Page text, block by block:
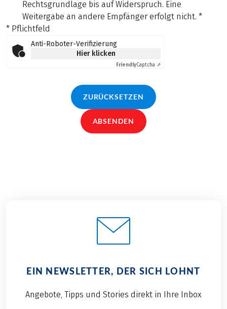
Rechtsgrundlage bis auf Widerspruch. Eine
Weitergabe an andere Empfänger erfolgt nicht. *
* Pflichtfeld
Anti-Roboter-Verifizierung
Hier klicken
FriendlyCaptcha ⇗
ZURÜCKSETZEN
ABSENDEN
EIN NEWSLETTER, DER SICH LOHNT
Angebote, Tipps und Stories direkt in Ihre Inbox